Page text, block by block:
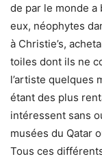
de par le monde a
eux, néophytes
à Christie’s,
toiles dont ils ne
l’artiste quelques
étant des plus
intéressent sans
musées du Qatar
Tous ces